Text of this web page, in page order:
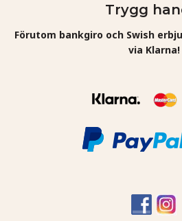
Trygg
Förutom bankgiro och Swish
via Klarna!